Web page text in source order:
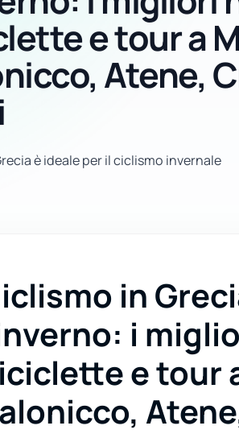
e tour a
Atene,
è ideale per il ciclismo invernale
in
i
e tour